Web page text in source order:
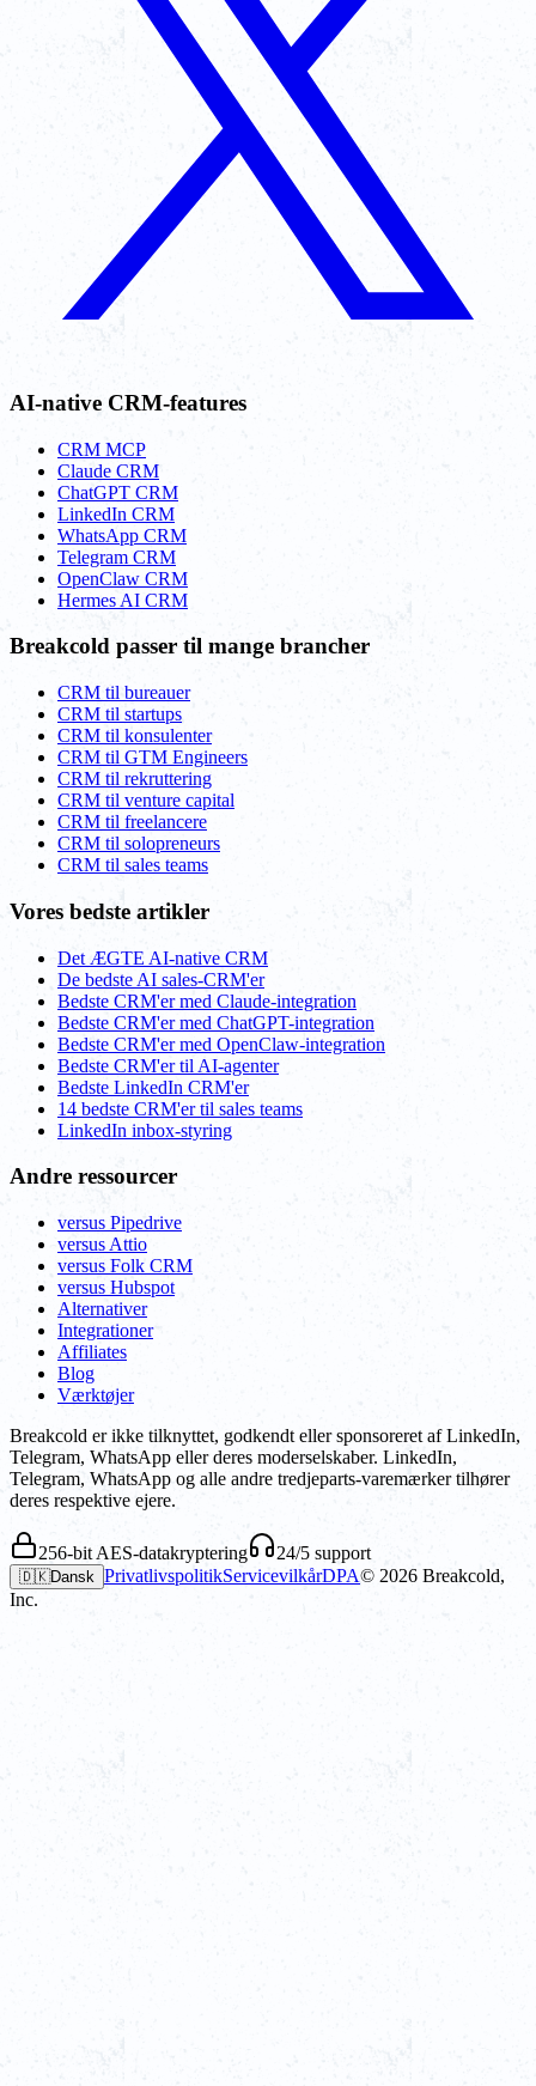
AI-native CRM-features
CRM MCP
Claude CRM
ChatGPT CRM
LinkedIn CRM
WhatsApp CRM
Telegram CRM
OpenClaw CRM
Hermes AI CRM
Breakcold passer til mange brancher
CRM til bureauer
CRM til startups
CRM til konsulenter
CRM til GTM Engineers
CRM til rekruttering
CRM til venture capital
CRM til freelancere
CRM til solopreneurs
CRM til sales teams
Vores bedste artikler
Det ÆGTE AI-native CRM
De bedste AI sales-CRM'er
Bedste CRM'er med Claude-integration
Bedste CRM'er med ChatGPT-integration
Bedste CRM'er med OpenClaw-integration
Bedste CRM'er til AI-agenter
Bedste LinkedIn CRM'er
14 bedste CRM'er til sales teams
LinkedIn inbox-styring
Andre ressourcer
versus Pipedrive
versus Attio
versus Folk CRM
versus Hubspot
Alternativer
Integrationer
Affiliates
Blog
Værktøjer
Breakcold er ikke tilknyttet, godkendt eller sponsoreret af LinkedIn,
Telegram, WhatsApp eller deres moderselskaber. LinkedIn,
Telegram, WhatsApp og alle andre tredjeparts-varemærker tilhører
deres respektive ejere.
256-bit AES-datakryptering 24/5 support
🇩🇰Dansk PrivatlivspolitikServicevilkårDPA© 2026 Breakcold,
Inc.